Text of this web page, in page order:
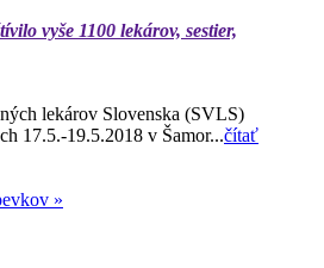
vyše 1100 lekárov, sestier,
lekárov Slovenska (SVLS)
17.5.-19.5.2018 v Šamor...čítať
»